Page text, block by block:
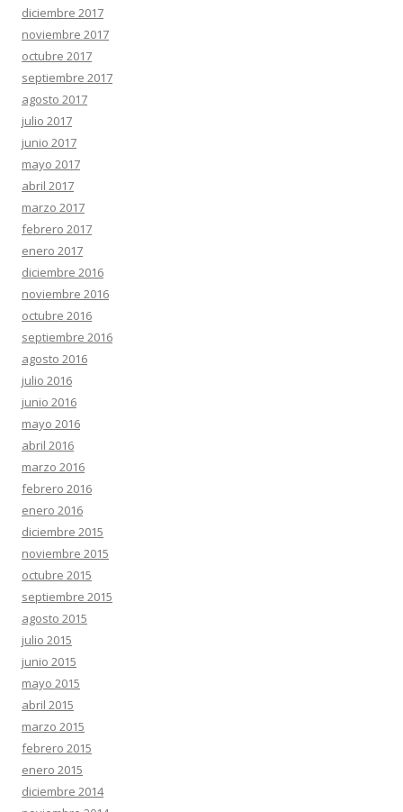
diciembre 2017
noviembre 2017
octubre 2017
septiembre 2017
agosto 2017
julio 2017
junio 2017
mayo 2017
abril 2017
marzo 2017
febrero 2017
enero 2017
diciembre 2016
noviembre 2016
octubre 2016
septiembre 2016
agosto 2016
julio 2016
junio 2016
mayo 2016
abril 2016
marzo 2016
febrero 2016
enero 2016
diciembre 2015
noviembre 2015
octubre 2015
septiembre 2015
agosto 2015
julio 2015
junio 2015
mayo 2015
abril 2015
marzo 2015
febrero 2015
enero 2015
diciembre 2014